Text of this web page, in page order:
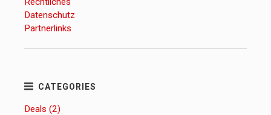
Datenschutz
Partnerlinks
Deals (2)